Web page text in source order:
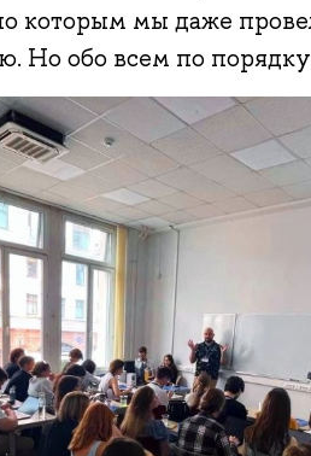
которым мы даже
Но обо всем по